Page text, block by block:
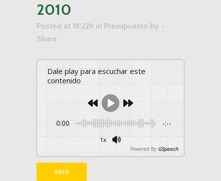
2010
Posted at 18:22h in Presupuesto by
Share
Dale play para escuchar este
contenido
0:00 -:--
1x
Powered By GSpeech
2010